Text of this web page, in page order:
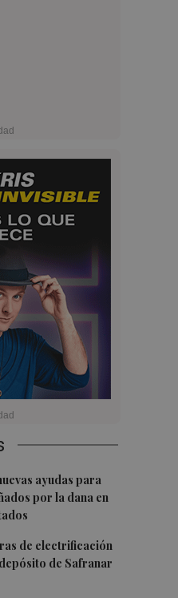
ayudas para
por la dana en
de electrificación
de Safranar